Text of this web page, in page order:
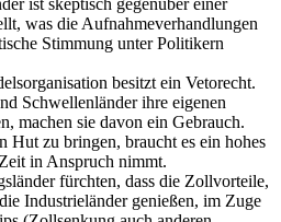
ist skeptisch gegenüber einer
was die Aufnahmeverhandlungen
Stimmung unter Politikern
besitzt ein Vetorecht.
Schwellenländer ihre eigenen
machen sie davon ein Gebrauch.
Hut zu bringen, braucht es ein hohes
in Anspruch nimmt.
fürchten, dass die Zollvorteile,